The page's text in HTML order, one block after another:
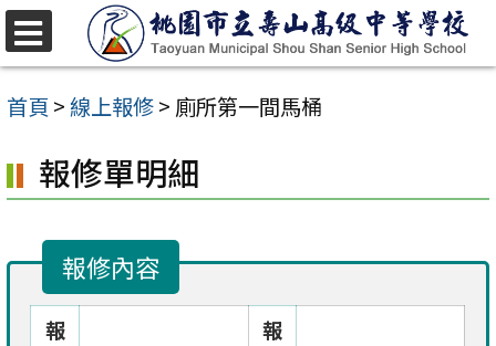
跳
至
主
內
容
首頁 >線上報修> 廁所第一間馬桶
報修單明細
報修內容
報
報
選
單